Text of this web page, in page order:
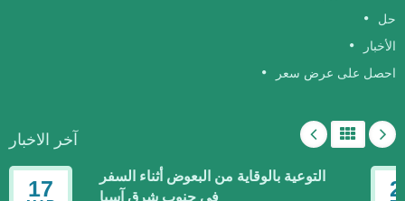
على عرض سعر
آخر الاخبار
17
التوعية بالوقاية من البعوض أثناء السفر
في جنوب شرق آسيا